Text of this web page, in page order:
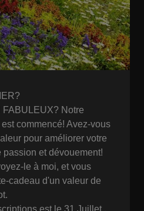
Notre
commencé! Avez-vous
pour améliorer votre
et dévouement!
le à moi, et vous
cadeau d'un valeur de